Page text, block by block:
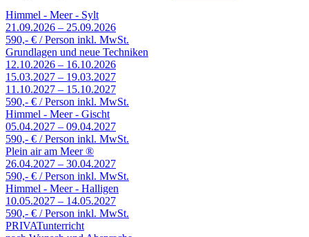
Himmel - Meer - Sylt
21.09.2026 – 25.09.2026
590,- € / Person inkl. MwSt.
Grundlagen und neue Techniken
12.10.2026 – 16.10.2026
15.03.2027 – 19.03.2027
11.10.2027 – 15.10.2027
590,- € / Person inkl. MwSt.
Himmel - Meer - Gischt
05.04.2027 – 09.04.2027
590,- € / Person inkl. MwSt.
Plein air am Meer ®
26.04.2027 – 30.04.2027
590,- € / Person inkl. MwSt.
Himmel - Meer - Halligen
10.05.2027 – 14.05.2027
590,- € / Person inkl. MwSt.
PRIVATunterricht